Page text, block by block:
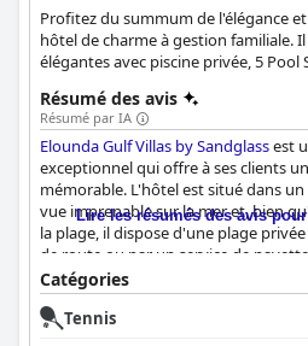
Profitez du summum de l'élégance
hôtel de charme à gestion familiale.
élégantes avec piscine privée, 5 Pool
azures du golfe de Mirabello.
Résumé des avis
Résumé par IA
Elounda Gulf Villas by Sandglassest
exceptionnel qui offre à ses clients
mémorable. L'hôtel est situé dans
vue imprenable sur la mer et, bien
la plage, il dispose d'une plage
de route ou par un service de
aménagées et spacieuses, avec un
équipements de luxe. Le personnel
surpassant pour faire en sorte que
Lire les résumés des avis
Catégories
Tennis